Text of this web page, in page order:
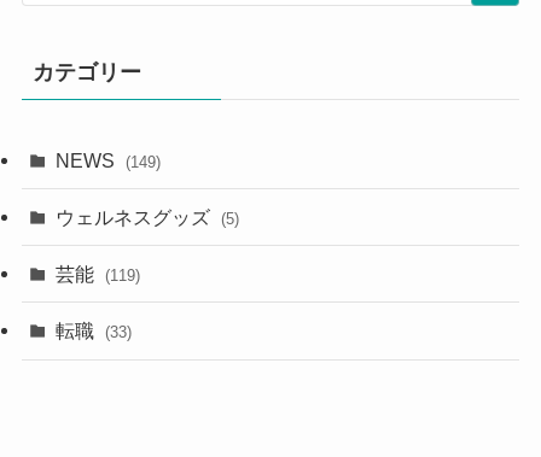
カテゴリー
NEWS (149)
ウェルネスグッズ (5)
芸能 (119)
転職 (33)